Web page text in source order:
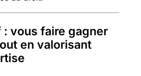
: vous faire gagner
en valorisant